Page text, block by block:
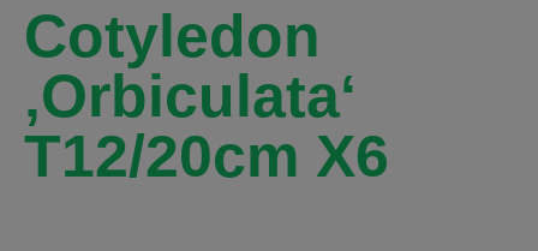
Cotyledon
‚Orbiculata‘
T12/20cm X6